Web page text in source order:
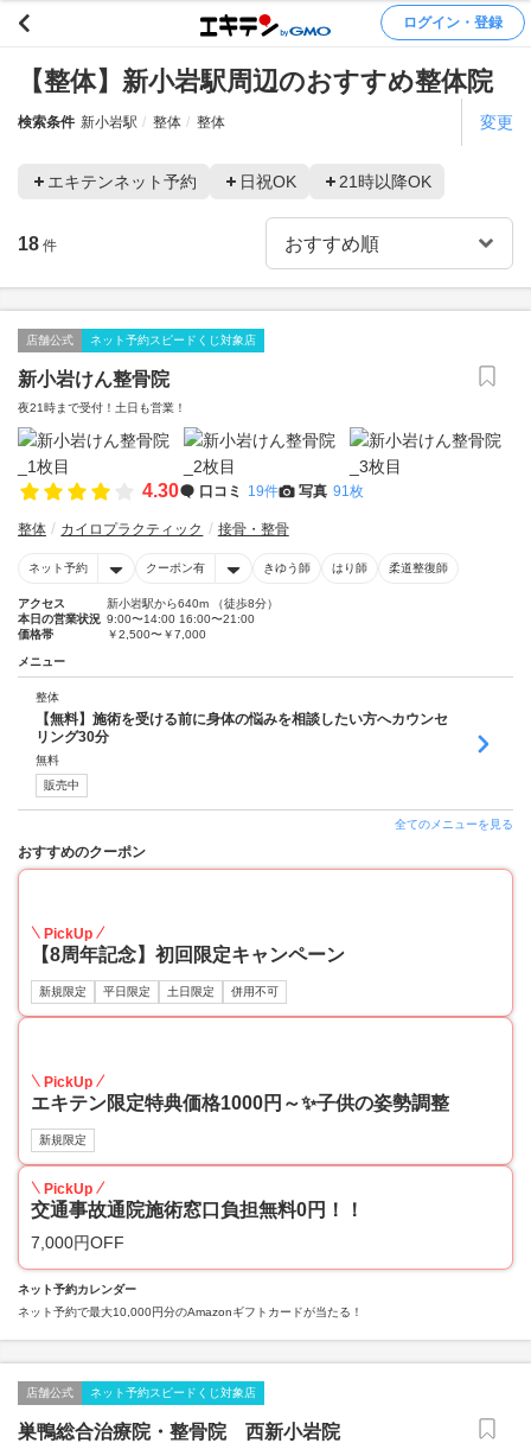
ログイン・登録
【整体】新小岩駅周辺のおすすめ整体院
検索条件 新小岩駅 整体 整体 変更
エキテンネット予約 日祝OK 21時以降OK
18 件
店舗公式 ネット予約スピードくじ対象店
新小岩けん整骨院
夜21時まで受付！土日も営業！
4.30 口コミ 19件 写真 91枚
整体 カイロプラクティック 接骨・整骨
ネット予約 クーポン有 きゆう師 はり師 柔道整復師
アクセス
新小岩駅から640m （徒歩8分）
本日の営業状況 9:00〜14:00 16:00〜21:00
価格帯
￥2,500〜￥7,000
メニュー
整体
【無料】施術を受ける前に身体の悩みを相談したい方へカウンセ
リング30分
無料
販売中
全てのメニューを見る
おすすめのクーポン
PickUp
【8周年記念】初回限定キャンペーン
新規限定 平日限定 土日限定 併用不可
PickUp
エキテン限定特典価格1000円～✨子供の姿勢調整
新規限定
PickUp
交通事故通院施術窓口負担無料0円！！
7,000円OFF
ネット予約カレンダー
ネット予約で最大10,000円分のAmazonギフトカードが当たる！
店舗公式 ネット予約スピードくじ対象店
巣鴨総合治療院・整骨院 西新小岩院